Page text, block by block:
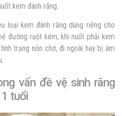
kem đánh răng.
loại kem đánh răng dùng riêng cho
đường ruột kém, khi nuốt phải kem
trạng nôn chớ, đi ngoài hay bị ám
vấn đề vệ sinh răng
tuổi